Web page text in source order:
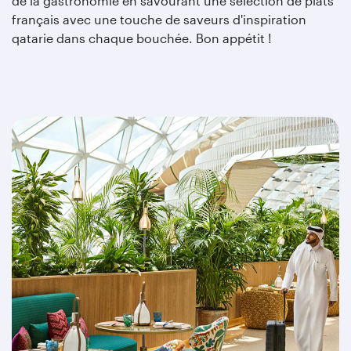
français avec une touche de saveurs d'inspiration
qatarie dans chaque bouchée. Bon appétit !